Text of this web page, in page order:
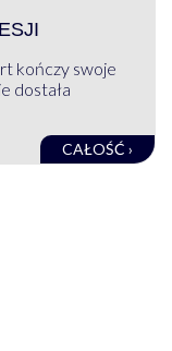
kończy swoje
dostała
CAŁOŚĆ ›